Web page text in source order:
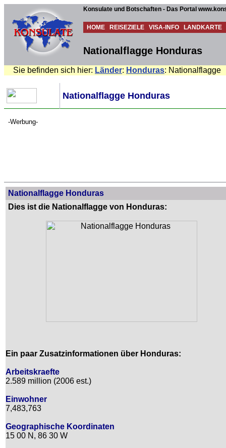
Konsulate und Botschaften - Das Portal
HOME REISEZIELE VISA-INFO LANDKARTE
Nationalflagge Honduras
Sie befinden sich hier: Länder: Honduras: Nationalflagge
Nationalflagge Honduras
-Werbung-
Nationalflagge Honduras
Dies ist die Nationalflagge von Honduras:
Ein paar Zusatzinformationen über Honduras:
Arbeitskraefte
2.589 million (2006 est.)
Einwohner
7,483,763
Geographische Koordinaten
15 00 N, 86 30 W